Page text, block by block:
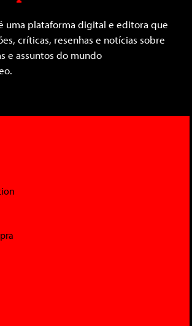
uma plataforma digital e editora que
críticas, resenhas e notícias sobre
e assuntos do mundo